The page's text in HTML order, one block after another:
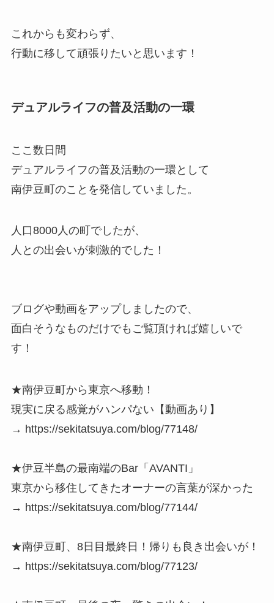
これからも変わらず、
行動に移して頑張りたいと思います！
デュアルライフの普及活動の一環
ここ数日間
デュアルライフの普及活動の一環として
南伊豆町のことを発信していました。
人口8000人の町でしたが、
人との出会いが刺激的でした！
ブログや動画をアップしましたので、
面白そうなものだけでもご覧頂ければ嬉しいで
す！
★南伊豆町から東京へ移動！
現実に戻る感覚がハンパない【動画あり】
→ https://sekitatsuya.com/blog/77148/
★伊豆半島の最南端のBar「AVANTI」
東京から移住してきたオーナーの言葉が深かった
→ https://sekitatsuya.com/blog/77144/
★南伊豆町、8日目最終日！帰りも良き出会いが！
→ https://sekitatsuya.com/blog/77123/